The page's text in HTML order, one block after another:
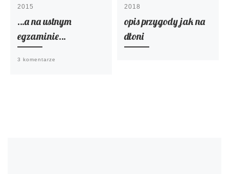
2015
…a na ustnym
egzaminie…
3 komentarze
2018
opis przygody jak na
dłoni